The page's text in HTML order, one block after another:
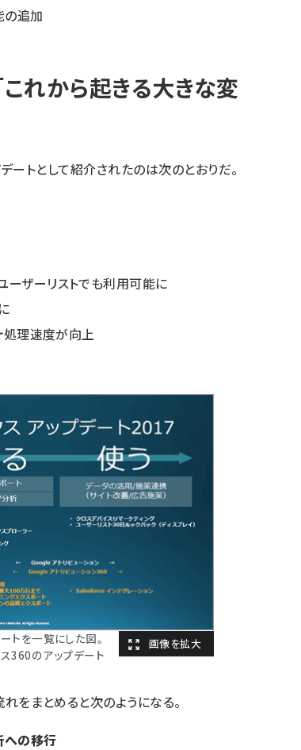
の追加
れから起きる大きな変
トとして紹介されたのは次のとおりだ。
ーザーリストでも利用可能に
処理速度が向上
トを一覧にした図。
360のアップデート
をまとめると次のようになる。
への移行